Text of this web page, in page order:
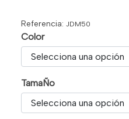
Referencia: JDM50
Color
TamaÑo